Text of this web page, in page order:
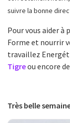
suivre la bonne
Pour vous aider à
Forme et nourrir
travaillez
Tigreou encore
Très belle